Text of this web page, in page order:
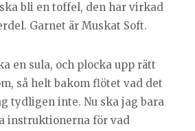
bli en toffel, den har virkad
Garnet är Muskat Soft.
en sula, och plocka upp rätt
så helt bakom flötet vad det
tydligen inte. Nu ska jag bara
instruktionerna för vad